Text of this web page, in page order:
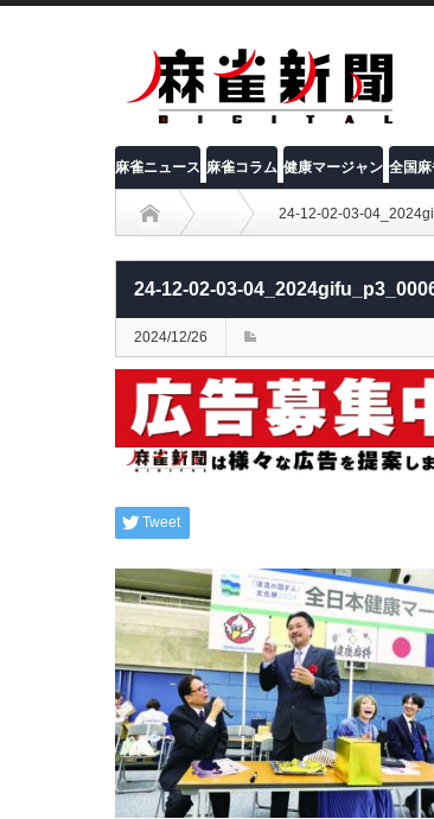
麻雀ニュース 麻雀コラム 健康マージャン 全国
24-12-02-03-
24-12-02-03-
2024/12/26
Tweet